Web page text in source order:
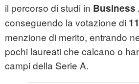
il percorso di studi in Business
conseguendo la votazione di
menzione di merito, entrando
pochi laureati che calcano o
campi della Serie A.